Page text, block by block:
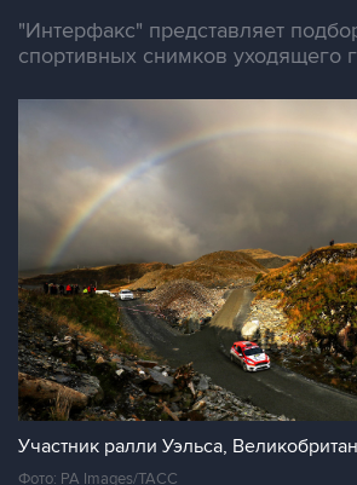
"Интерфакс" представляет
спортивных снимков уходящего
Участник ралли Уэльса,
Фото: PA Images/ТАСС